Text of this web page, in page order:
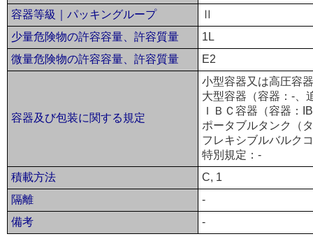
容器等級｜パッキングループ
Ⅱ
少量危険物の許容容量、許容質量
1L
微量危険物の許容容量、許容質量
E2
容器及び包装に関する規定
小型容器又は高圧容
大型容器（容器：-、
ＩＢＣ容器（容器：
ポータブルタンク（
フレキシブルバルク
特別規定：-
積載方法
C, 1
隔離
-
備考
-